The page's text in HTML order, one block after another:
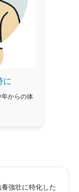
に
からの体
強壮に特化した